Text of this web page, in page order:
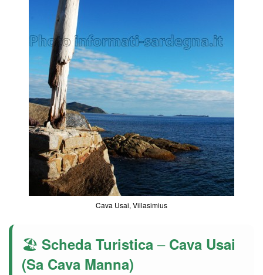
Cava Usai, Villasimius
🏖️ Scheda Turistica – Cava Usai
(Sa Cava Manna)